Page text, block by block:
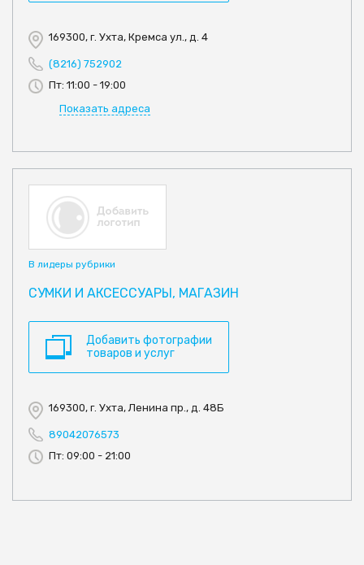
169300, г. Ухта, Кремса ул., д. 4
(8216) 752902
Пт: 11:00 - 19:00
Показать адреса
В лидеры рубрики
СУМКИ И АКСЕССУАРЫ, МАГАЗИН
Добавить фотографии
товаров и услуг
169300, г. Ухта, Ленина пр., д. 48Б
89042076573
Пт: 09:00 - 21:00